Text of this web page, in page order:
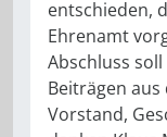
entschieden,
Ehrenamt
Abschluss
Beiträgen aus
Vorstand,